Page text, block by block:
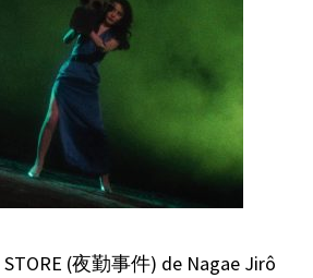
STORE (夜勤事件) de Nagae Jirô